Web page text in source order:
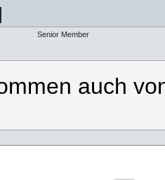
Senior Member
auch